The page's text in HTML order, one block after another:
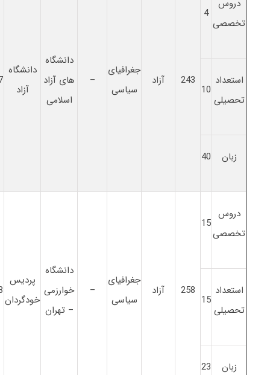
دروس
تخصصی
4
243 آزاد
جغرافیای
سیاسی
–
دانشگاه
های آزاد
اسلامی
دانشگاه
آزاد
استعداد
تحصیلی
10
زبان 40
دروس
تخصصی
15
258 آزاد
جغرافیای
سیاسی
–
دانشگاه
خوارزمی
– تهران
پردیس
خودگردان
استعداد
تحصیلی
15
زبان 23